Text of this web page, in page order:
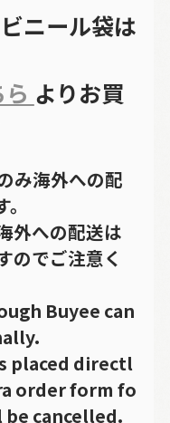
ニール袋は
よりお買
み海外への配
外への配送は
のでご注意く
Buyee can
placed directl
order form fo
cancelled.